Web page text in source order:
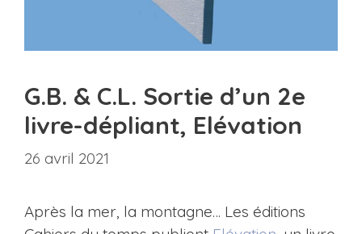
G.B. & C.L. Sortie d’un 2e
livre-dépliant, Elévation
26 avril 2021
Après la mer, la montagne… Les éditions